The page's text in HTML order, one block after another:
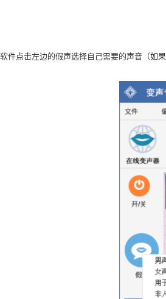
件点击左边的假声选择自己需要的声音（如